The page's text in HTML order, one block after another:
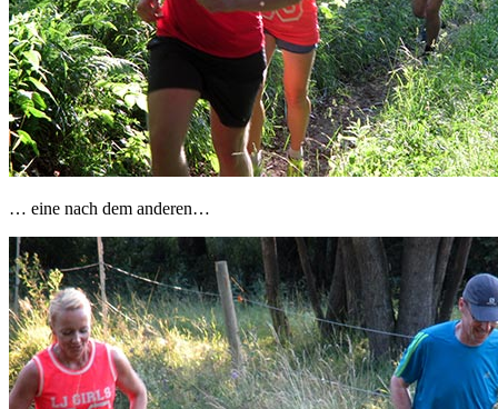
… eine nach dem anderen…